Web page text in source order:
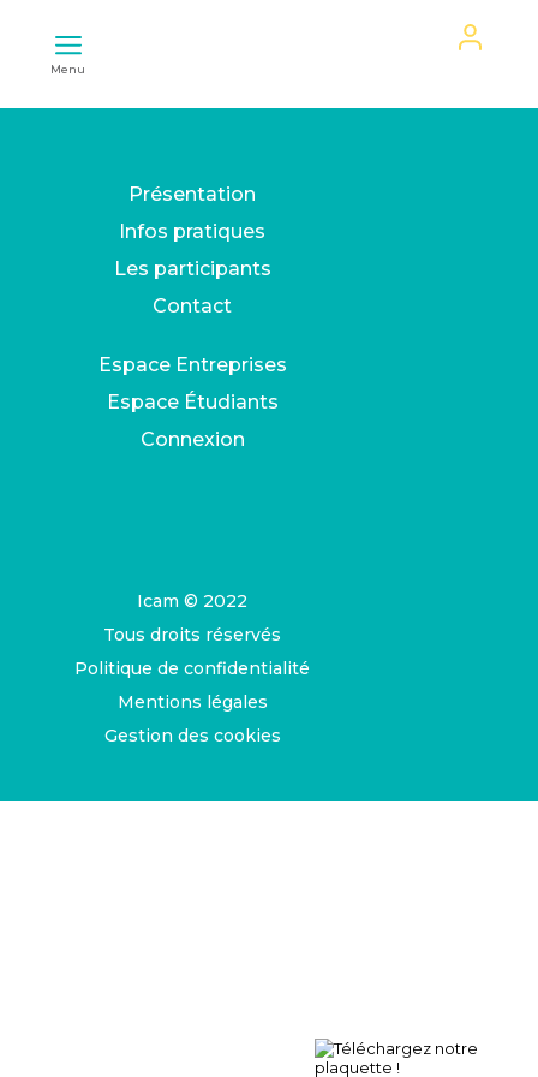
Menu
Présentation
Infos pratiques
Les participants
Contact
Espace Entreprises
Espace Étudiants
Connexion
Icam © 2022
Tous droits réservés
Politique de confidentialité
Mentions légales
Gestion des cookies